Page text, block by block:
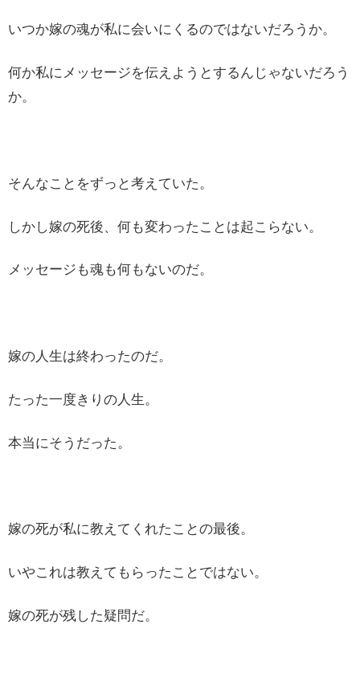
いつか嫁の魂が私に会いにくるのではないだろうか。
何か私にメッセージを伝えようとするんじゃないだろう
か。
そんなことをずっと考えていた。
しかし嫁の死後、何も変わったことは起こらない。
メッセージも魂も何もないのだ。
嫁の人生は終わったのだ。
たった一度きりの人生。
本当にそうだった。
嫁の死が私に教えてくれたことの最後。
いやこれは教えてもらったことではない。
嫁の死が残した疑問だ。